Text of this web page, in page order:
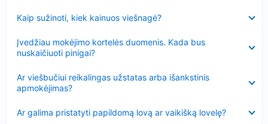
Kaip sužinoti, kiek kainuos viešnagė?
Įvedžiau mokėjimo kortelės duomenis. Kada bus
nuskaičiuoti pinigai?
Ar viešbučiui reikalingas užstatas arba išankstinis
apmokėjimas?
Ar galima pristatyti papildomą lovą ar vaikišką lovelę?